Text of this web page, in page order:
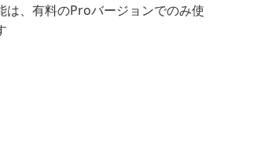
は、有料のProバージョンでのみ使